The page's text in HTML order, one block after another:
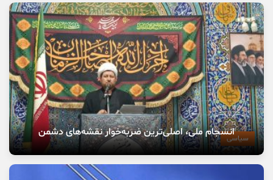
سیاسیانسجام ملی، اصلی‌ترین ضربه‌خوار نقشه‌های دشمن